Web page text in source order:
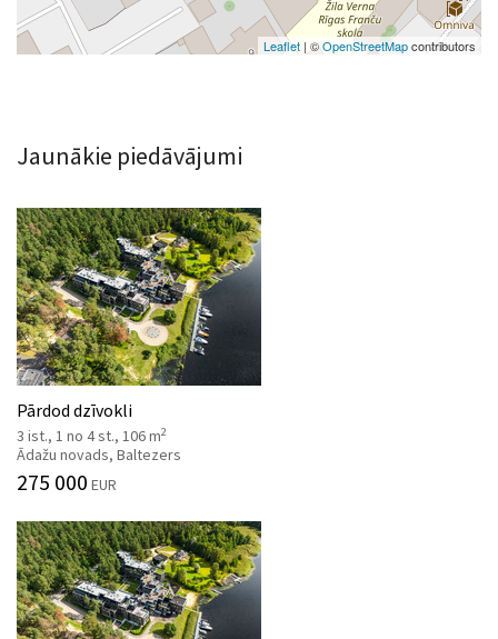
Leaflet | ©OpenStreetMapcontributors
Jaunākie piedāvājumi
Pārdod dzīvokli
3 ist., 1 no 4 st., 106 m2
Ādažu novads, Baltezers
275 000 EUR